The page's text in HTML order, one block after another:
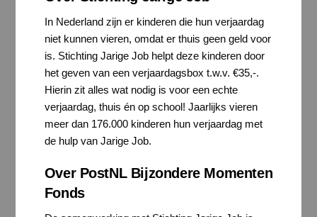
In Nederland zijn er kinderen die hun verjaardag
niet kunnen vieren, omdat er thuis geen geld voor
is. Stichting Jarige Job helpt deze kinderen door
het geven van een verjaardagsbox t.w.v. €35,-.
Hierin zit alles wat nodig is voor een echte
verjaardag, thuis én op school! Jaarlijks vieren
meer dan 176.000 kinderen hun verjaardag met
de hulp van Jarige Job.
Over PostNL Bijzondere Momenten
Fonds